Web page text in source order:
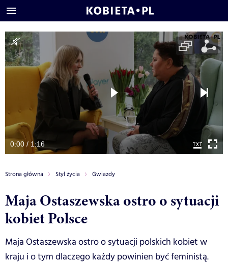
0:00 / 1:16
Strona główna Styl życia Gwiazdy
Maja Ostaszewska ostro o sytuacji
kobiet Polsce
Maja Ostaszewska ostro o sytuacji polskich kobiet w
kraju i o tym dlaczego każdy powinien być feministą.